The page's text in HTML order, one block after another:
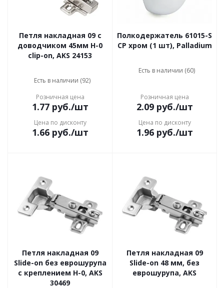
Петля накладная 09 с
доводчиком 45мм H-0
clip-on, AKS 24153
Есть в наличии (92)
Розничная цена
1.77руб./шт
Цена по дисконту
1.66руб./шт
Полкодержатель 61015-S
CP хром (1 шт), Palladium
Есть в наличии (60)
Розничная цена
2.09руб./шт
Цена по дисконту
1.96руб./шт
Петля накладная 09
Slide-on без еврошурупа
с креплением Н-0, AKS
30469
Петля накладная 09
Slide-on 48 мм, без
еврошурупа, AKS